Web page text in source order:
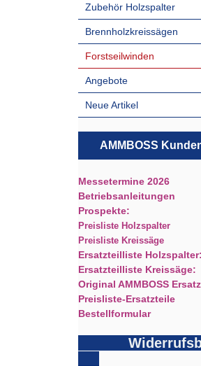
Zubehör Holzspalter
Brennholzkreissägen
Forstseilwinden
Angebote
Neue Artikel
AMMBOSS
Messetermine 2026
Betriebsanleitungen
Prospekte:
Preisliste Holzspalter
Preisliste Kreissäge
Ersatzteilliste Holzspalter:
Ersatzteilliste Kreissäge:
Original AMMBOSS
Preisliste-Ersatzteile
Bestellformular